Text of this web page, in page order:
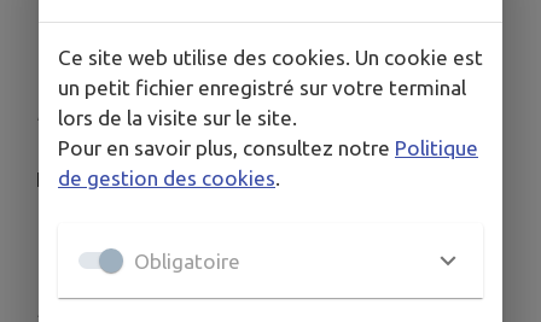
LETTRE DE LA SÉCURITÉ
ROUTIÈRE
Publié le samedi 05 juillet 2025 - Champigny-en-Beauce
Lettre de la sécurité routière en pièce jointe
Télécharger la pièce jointe
Ce site web utilise des cookies. Un cookie est
un petit fichier enregistré sur votre terminal
lors de la visite sur le site.
Pour en savoir plus, consultez notre Politique
de gestion des cookies.
Obligatoire